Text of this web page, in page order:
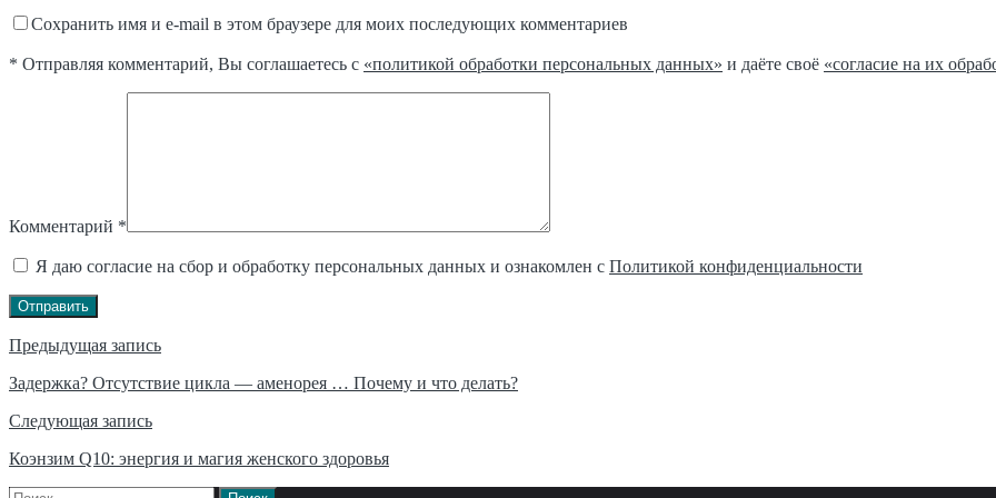
Сохранить имя и e-mail в этом браузере для моих последующих комментариев
* Отправляя комментарий, Вы соглашаетесь с «политикой обработки персональных данных» и даёте своё «согласие на их
Комментарий *
Я даю согласие на сбор и обработку персональных данных и ознакомлен с Политикой конфиденциальности
Отправить
Навигация
по
записям
Предыдущая запись
Задержка? Отсутствие цикла — аменорея … Почему и что делать?
Следующая запись
Коэнзим Q10: энергия и магия женского здоровья